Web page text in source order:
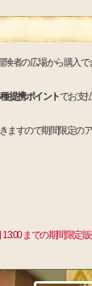
者の広場から購入で
提携ポイントでお支
すので期間限定の
13:00 までの期間限定